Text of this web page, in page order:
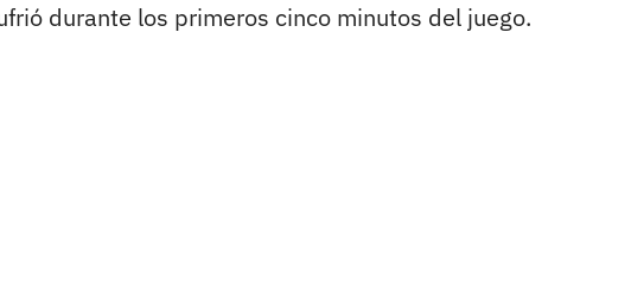
durante los primeros cinco minutos del juego.